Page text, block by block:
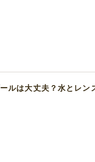
ルは大丈夫？水とレン